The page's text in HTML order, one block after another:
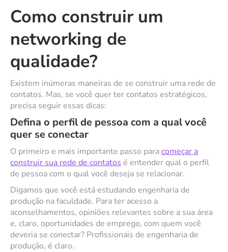
Como construir um
networking de
qualidade?
Existem inúmeras maneiras de se construir uma rede de
contatos. Mas, se você quer ter contatos estratégicos,
precisa seguir essas dicas:
Defina o perfil de pessoa com a qual você
quer se conectar
O primeiro e mais importante passo paracomeçar a
construir sua rede de contatos é entender qual o perfil
de pessoa com o qual você deseja se relacionar.
Digamos que você está estudando engenharia de
produção na faculdade. Para ter acesso a
aconselhamentos, opiniões relevantes sobre a sua área
e, claro, oportunidades de emprego, com quem você
deveria se conectar? Profissionais de engenharia de
produção, é claro.